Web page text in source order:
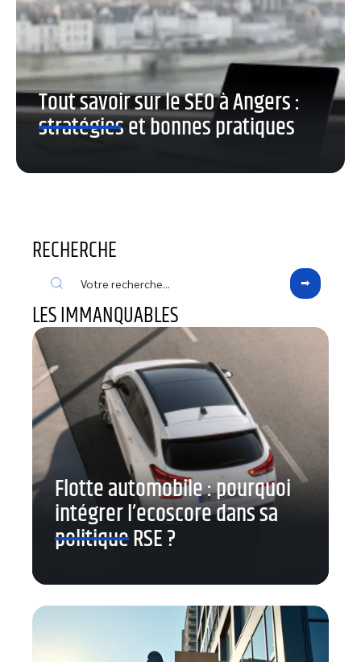
Tout savoir sur le SEO à Angers :
stratégies et bonnes pratiques
RECHERCHE
LES IMMANQUABLES
Flotte automobile : pourquoi
intégrer l’ecoscore dans sa
politique RSE ?